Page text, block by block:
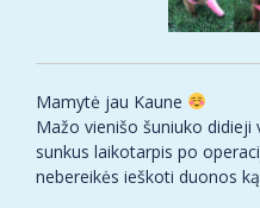
Mamytė jau Kaune
Mažo vienišo šuniuko
sunkus laikotarpis po
nebereikės ieškoti duonos